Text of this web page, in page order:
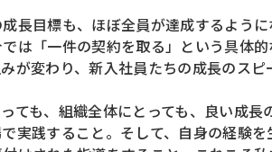
長目標も、ほぼ全員が達成するよう
は「一件の契約を取る」という具体
が変わり、新入社員たちの成長のスピ
ても、組織全体にとっても、良い成
実践すること。そして、自身の経験